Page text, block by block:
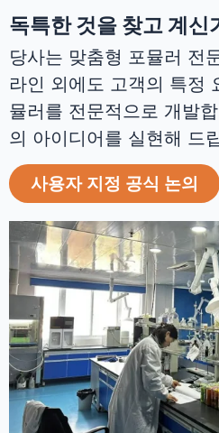
독특한 것을 찾고 계신
당사는 맞춤형 포뮬러 전
라인 외에도 고객의 특정
뮬러를 전문적으로 개발
의 아이디어를 실현해 드
사용자 지정 공식 논의